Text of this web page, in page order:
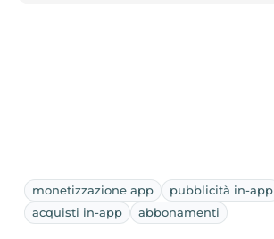
monetizzazione app
pubblicità in-app
acquisti in-app
abbonamenti